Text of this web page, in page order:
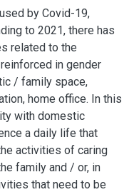
by Covid-19,
to 2021, there has
related to the
in gender
/ family space,
home office. In this
with domestic
a daily life that
activities of caring
family and / or, in
that need to be